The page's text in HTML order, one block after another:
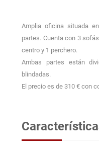
Amplia oficina situada
partes. Cuenta con 3
centro y 1 perchero.
Ambas partes están
blindadas.
El precio es de 310 € con